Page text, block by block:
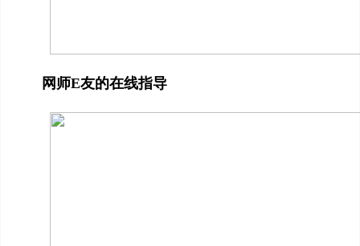
网师E友的在线指导